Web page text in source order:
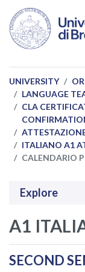
Skip to main
UNIVERSITY
LANGUAGE
CLA
ITALIANO A1
CALENDARIO
Explore
A1
SECOND